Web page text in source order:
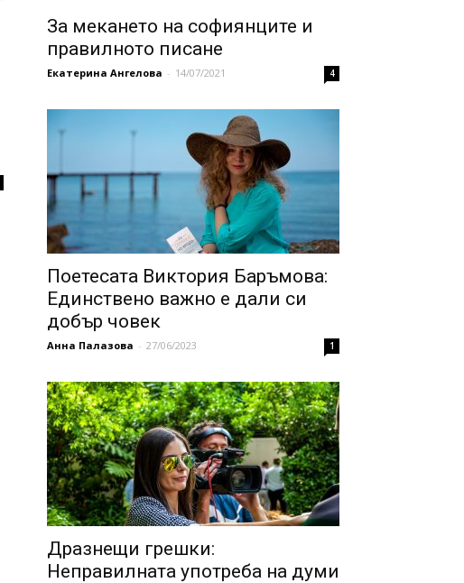
За мекането на софиянците и
правилното писане
Екатерина Ангелова - 14/07/2021 4
Поетесата Виктория Баръмова:
Единствено важно е дали си
добър човек
Анна Палазова - 27/06/2023 1
Дразнещи грешки:
Неправилната употреба на думи